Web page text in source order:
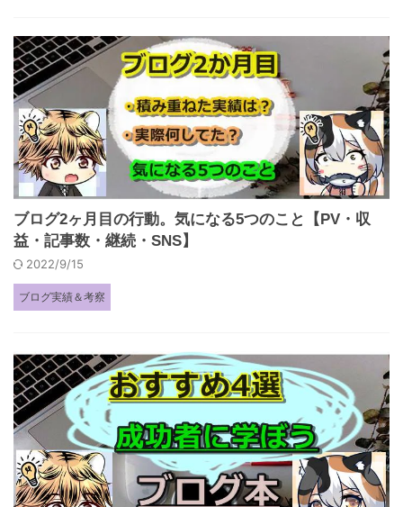
ブログ2ヶ月目の行動。気になる5つのこと【PV・収
益・記事数・継続・SNS】
2022/9/15
ブログ実績＆考察